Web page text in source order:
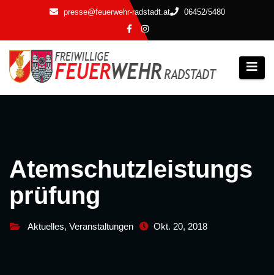
springen
presse@feuerwehr-radstadt.at 06452/5480
Atemschutzleistungs
prüfung
Aktuelles, Veranstaltungen Okt. 20, 2018